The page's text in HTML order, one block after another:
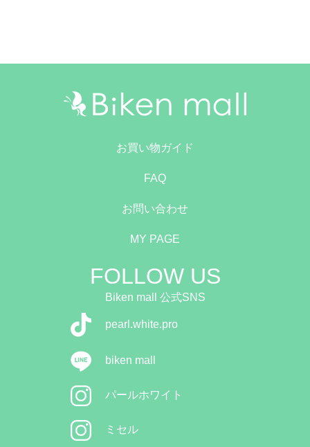
お買い物ガイド
FAQ
お問い合わせ
MY PAGE
FOLLOW US
Biken mall 公式SNS
pearl.white.pro
biken mall
パールホワイト
ミセル